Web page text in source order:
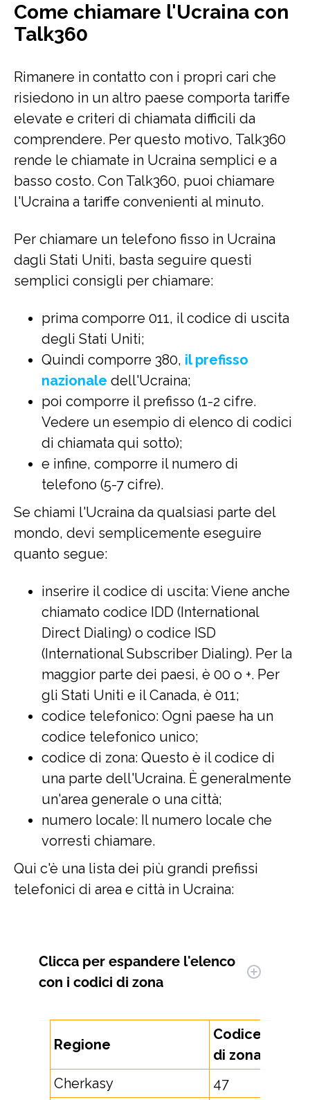
Come chiamare l'Ucraina con
Talk360
Rimanere in contatto con i propri cari che
risiedono in un altro paese comporta tariffe
elevate e criteri di chiamata difficili da
comprendere. Per questo motivo, Talk360
rende le chiamate in Ucraina semplici e a
basso costo. Con Talk360, puoi chiamare
l'Ucraina a tariffe convenienti al minuto.
Per chiamare un telefono fisso in Ucraina
dagli Stati Uniti, basta seguire questi
semplici consigli per chiamare:
prima comporre 011, il codice di uscita
degli Stati Uniti;
Quindi comporre 380, il prefisso
nazionale dell'Ucraina;
poi comporre il prefisso (1-2 cifre.
Vedere un esempio di elenco di codici
di chiamata qui sotto);
e infine, comporre il numero di
telefono (5-7 cifre).
Se chiami l'Ucraina da qualsiasi parte del
mondo, devi semplicemente eseguire
quanto segue:
inserire il codice di uscita: Viene anche
chiamato codice IDD (International
Direct Dialing) o codice ISD
(International Subscriber Dialing). Per la
maggior parte dei paesi, è 00 o +. Per
gli Stati Uniti e il Canada, è 011;
codice telefonico: Ogni paese ha un
codice telefonico unico;
codice di zona: Questo è il codice di
una parte dell'Ucraina. È generalmente
un'area generale o una città;
numero locale: Il numero locale che
vorresti chiamare.
Qui c'è una lista dei più grandi prefissi
telefonici di area e città in Ucraina:
Clicca per espandere l'elenco
con i codici di zona
Regione
Codice
di zona
Cherkasy
47